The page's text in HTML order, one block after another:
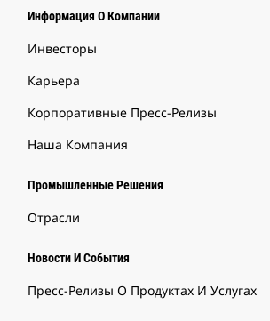
Информация О Компании
Инвесторы
Карьера
Корпоративные Пресс-Релизы
Наша Компания
Промышленные Решения
Отрасли
Новости И События
Пресс-Релизы О Продуктах И Услугах